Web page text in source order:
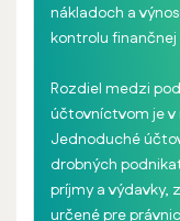
nákladoch a
kontrolu finančnej
Rozdiel medzi
účtovníctvom je v
Jednoduché
drobných
príjmy a výdavky,
určené pre